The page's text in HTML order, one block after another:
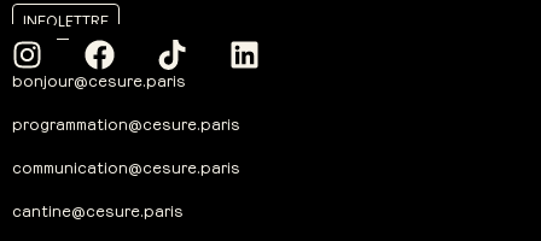
INFOLETTRE
bonjour@cesure.paris
programmation@cesure.paris
communication@cesure.paris
cantine@cesure.paris